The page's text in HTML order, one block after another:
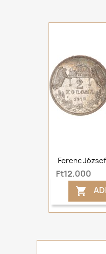
Ferenc József
Ft12,000
